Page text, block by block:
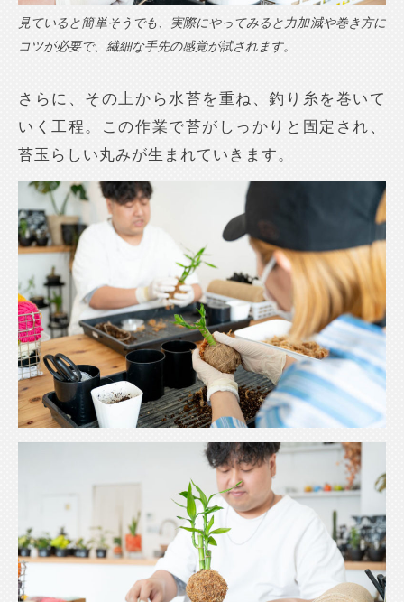
見ていると簡単そうでも、実際にやってみると力加減や巻き方に
コツが必要で、繊細な手先の感覚が試されます。
さらに、その上から水苔を重ね、釣り糸を巻いて
いく工程。この作業で苔がしっかりと固定され、
苔玉らしい丸みが生まれていきます。